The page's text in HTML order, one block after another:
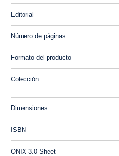
Editorial
Número de páginas
Formato del producto
Colección
Dimensiones
ISBN
ONIX 3.0 Sheet